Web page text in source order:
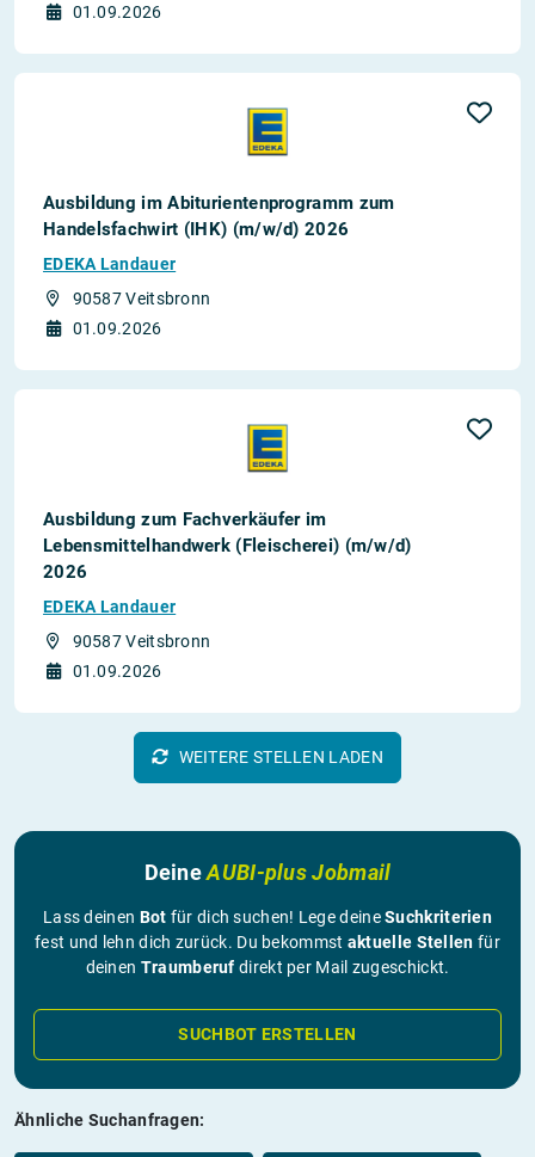
01.09.2026
Ausbildung im Abiturientenprogramm zum
Handelsfachwirt (IHK) (m/w/d) 2026
EDEKA Landauer
90587 Veitsbronn
01.09.2026
Ausbildung zum Fachverkäufer im
Lebensmittelhandwerk (Fleischerei) (m/w/d)
2026
EDEKA Landauer
90587 Veitsbronn
01.09.2026
WEITERE STELLEN LADEN
DeineAUBI-plus Jobmail
Lass deinen Bot für dich suchen! Lege deineSuchkriterien
fest und lehn dich zurück. Du bekommst aktuelle Stellen für
deinen Traumberuf direkt per Mail zugeschickt.
SUCHBOT ERSTELLEN
Ähnliche Suchanfragen: